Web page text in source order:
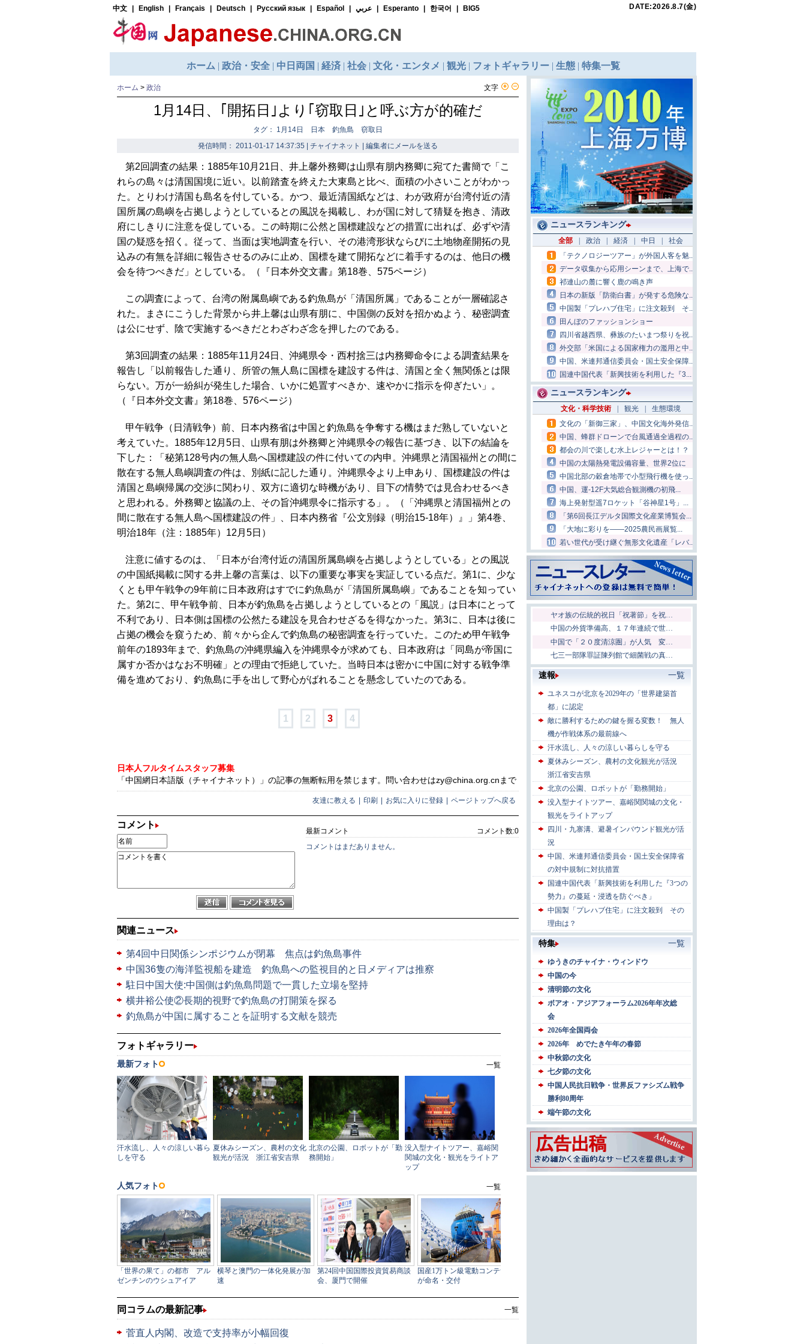
文字
ホーム > 政治
1月14日、｢開拓日｣より｢窃取日｣と呼ぶ方が的確だ
タグ： 1月14日 日本 釣魚島 窃取日
発信時間： 2011-01-17 14:37:35 | チャイナネット | 編集者にメールを送る
第2回調査の結果：1885年10月21日、井上馨外務卿は山県有朋内務卿に宛てた書簡で「こ
れらの島々は清国国境に近い。以前踏査を終えた大東島と比べ、面積の小さいことがわかっ
た。とりわけ清国も島名を付している。かつ、最近清国紙などは、わが政府が台湾付近の清
国所属の島嶼を占拠しようとしているとの風説を掲載し、わが国に対して猜疑を抱き、清政
府にしきりに注意を促している。この時期に公然と国標建設などの措置に出れば、必ずや清
国の疑惑を招く。従って、当面は実地調査を行い、その港湾形状ならびに土地物産開拓の見
込みの有無を詳細に報告させるのみに止め、国標を建て開拓などに着手するのは、他日の機
会を待つべきだ」としている。（『日本外交文書』第18巻、575ページ）
この調査によって、台湾の附属島嶼である釣魚島が「清国所属」であることが一層確認さ
れた。まさにこうした背景から井上馨は山県有朋に、中国側の反対を招かぬよう、秘密調査
は公にせず、陰で実施するべきだとわざわざ念を押したのである。
第3回調査の結果：1885年11月24日、沖縄県令・西村捨三は内務卿命令による調査結果を
報告し「以前報告した通り、所管の無人島に国標を建設する件は、清国と全く無関係とは限
らない。万が一紛糾が発生した場合、いかに処置すべきか、速やかに指示を仰ぎたい」。
（『日本外交文書』第18巻、576ページ）
甲午戦争（日清戦争）前、日本内務省は中国と釣魚島を争奪する機はまだ熟していないと
考えていた。1885年12月5日、山県有朋は外務卿と沖縄県令の報告に基づき、以下の結論を
下した：「秘第128号内の無人島へ国標建設の件に付いての内申。沖縄県と清国福州との間に
散在する無人島嶼調査の件は、別紙に記した通り。沖縄県令より上申あり、国標建設の件は
清国と島嶼帰属の交渉に関わり、双方に適切な時機があり、目下の情勢では見合わせるべき
と思われる。外務卿と協議の上、その旨沖縄県令に指示する」。（「沖縄県と清国福州との
間に散在する無人島へ国標建設の件」、日本内務省『公文別録（明治15-18年）』」第4巻、
明治18年（注：1885年）12月5日）
注意に値するのは、「日本が台湾付近の清国所属島嶼を占拠しようとしている」との風説
の中国紙掲載に関する井上馨の言葉は、以下の重要な事実を実証している点だ。第1に、少な
くとも甲午戦争の9年前に日本政府はすでに釣魚島が「清国所属島嶼」であることを知ってい
た。第2に、甲午戦争前、日本が釣魚島を占拠しようとしているとの「風説」は日本にとって
不利であり、日本側は国標の公然たる建設を見合わせざるを得なかった。第3に、日本は後に
占拠の機会を窺うため、前々から企んで釣魚島の秘密調査を行っていた。このため甲午戦争
前年の1893年まで、釣魚島の沖縄県編入を沖縄県令が求めても、日本政府は「同島が帝国に
属すか否かはなお不明確」との理由で拒絶していた。当時日本は密かに中国に対する戦争準
備を進めており、釣魚島に手を出して野心がばれることを懸念していたのである。
1 2 3 4
日本人フルタイムスタッフ募集
「中国網日本語版（チャイナネット）」の記事の無断転用を禁じます。問い合わせはzy@china.org.cnまで
友達に教える 印刷 お気に入りに登録 ページトップへ戻る
コメント
コメント数:0
最新コメント
コメントはまだありません。
関連ニュース
第4回中日関係シンポジウムが閉幕 焦点は釣魚島事件
中国36隻の海洋監視船を建造 釣魚島への監視目的と日メディアは推察
駐日中国大使:中国側は釣魚島問題で一貫した立場を堅持
横井裕公使②長期的視野で釣魚島の打開策を探る
釣魚島が中国に属することを証明する文献を競売
一覧
同コラムの最新記事
菅直人内閣、改造で支持率が小幅回復